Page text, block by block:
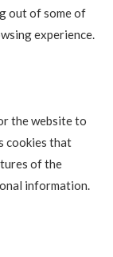
out of some of
experience.
the website to
cookies that
of the
information.